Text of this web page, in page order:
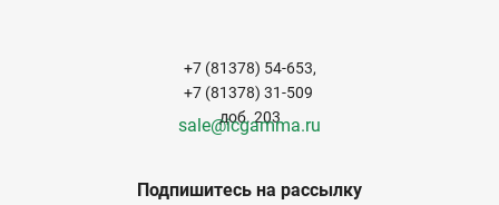
Подпишитесь на рассылку
+7 (81378) 54-653,
+7 (81378) 31-509
доб. 203
sale@icgamma.ru